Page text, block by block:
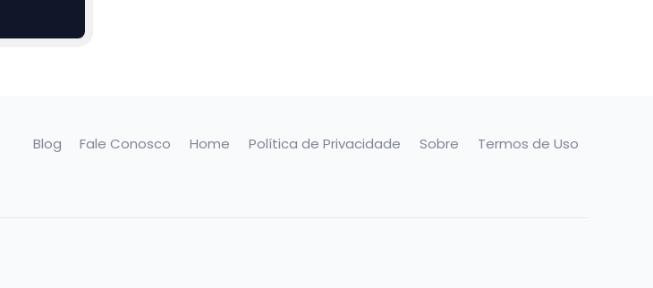
Blog Fale Conosco Home Política de Privacidade Sobre Termos de Uso